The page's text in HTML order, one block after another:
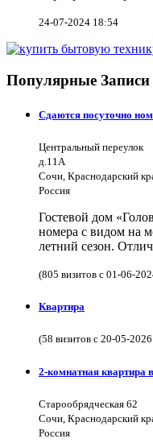
24-07-2024 18:54
Популярные Записи
Сдаются посуточно
Центральный переулок
д.11А
Сочи, Краснодарский
Россия
Гостевой дом
номера с видом на
летний сезон.
(805 визитов с 01-06-
Квартира
(58 визитов с 20-05-
2-комнатная квартира
Старообрядческая 62
Сочи, Краснодарский
Россия